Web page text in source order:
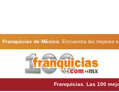
Franquicias de México. Encuentra las mejores
actividad. En www.100franquicias.com.mx
Franquicias. Las 100